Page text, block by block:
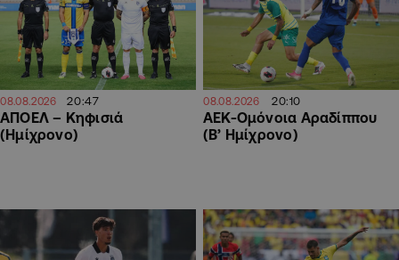
08.08.2026 20:47
ΑΠΟΕΛ – Κηφισιά
(Ημίχρονο)
08.08.2026 20:10
ΑΕΚ-Ομόνοια Αραδίππου
(Β’ Ημίχρονο)